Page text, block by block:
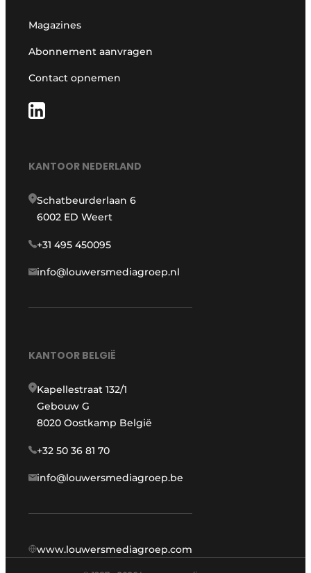
Magazines
Abonnement aanvragen
Contact opnemen
KANTOOR NEDERLAND
Schatbeurderlaan 6
6002 ED Weert
+31 495 450095
info@louwersmediagroep.nl
KANTOOR BELGIË
Kapellestraat 132/1
Gebouw G
8020 Oostkamp België
+32 50 36 81 70
info@louwersmediagroep.be
www.louwersmediagroep.com